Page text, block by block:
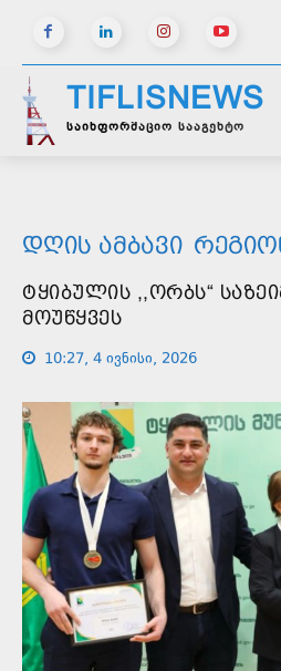
TIFLISNEWS
საინფორმაციო სააგენტო
ᲓᲦᲘᲡ ᲐᲛᲑᲐᲕᲘ
ᲢᲧᲘᲑᲣᲚᲘᲡ ,,ᲝᲠᲑᲡ“
ᲛᲝᲣᲬᲧᲕᲔᲡ
10:27, 4 ივნისი, 2026